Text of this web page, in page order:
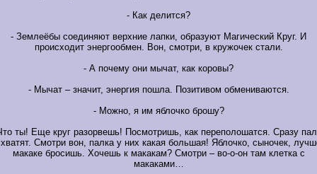
- Как делится?
- Землеёбы соединяют верхние лапки, образуют Магический Круг. И
происходит энергообмен. Вон, смотри, в кружочек стали.
- А почему они мычат, как коровы?
- Мычат – значит, энергия пошла. Позитивом обмениваются.
- Можно, я им яблочко брошу?
ты! Еще круг разорвешь! Посмотришь, как переполошатся. Сразу
Смотри вон, палка у них какая большая! Яблочко, сыночек,
макаке бросишь. Хочешь к макакам? Смотри – во-о-он там клетка с
макаками…